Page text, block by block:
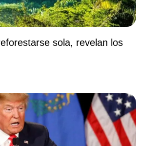
sola, revelan los